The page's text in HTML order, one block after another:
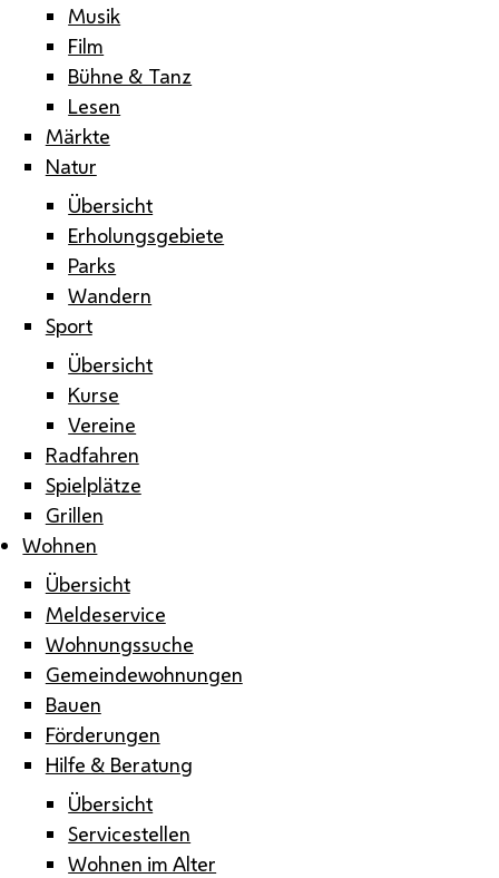
Musik
Film
Bühne & Tanz
Lesen
Märkte
Natur
Übersicht
Erholungsgebiete
Parks
Wandern
Sport
Übersicht
Kurse
Vereine
Radfahren
Spielplätze
Grillen
Wohnen
Übersicht
Meldeservice
Wohnungssuche
Gemeindewohnungen
Bauen
Förderungen
Hilfe & Beratung
Übersicht
Servicestellen
Wohnen im Alter